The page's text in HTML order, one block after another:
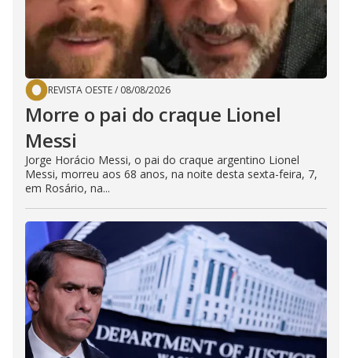
REVISTA OESTE/ 08/08/2026
Morre o pai do craque Lionel
Messi
Jorge Horácio Messi, o pai do craque argentino Lionel
Messi, morreu aos 68 anos, na noite desta sexta-feira, 7,
em Rosário, na...